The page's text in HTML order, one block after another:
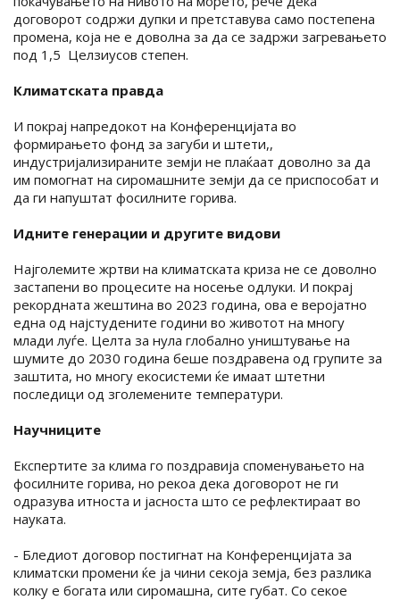
договорот содржи дупки и претставува само постепена
промена, која не е доволна за да се задржи загревањето
под 1,5 Целзиусов степен.
Климатската правда
И покрај напредокот на Конференцијата во
формирањето фонд за загуби и штети,,
индустријализираните земји не плаќаат доволно за да
им помогнат на сиромашните земји да се приспособат и
да ги напуштат фосилните горива.
Идните генерации и другите видови
Најголемите жртви на климатската криза не се доволно
застапени во процесите на носење одлуки. И покрај
рекордната жештина во 2023 година, ова е веројатно
една од најстудените години во животот на многу
млади луѓе. Целта за нула глобално уништување на
шумите до 2030 година беше поздравена од групите за
заштита, но многу екосистеми ќе имаат штетни
последици од зголемените температури.
Научниците
Експертите за клима го поздравија споменувањето на
фосилните горива, но рекоа дека договорот не ги
одразува итноста и јасноста што се рефлектираат во
науката.
- Бледиот договор постигнат на Конференцијата за
климатски промени ќе ја чини секоја земја, без разлика
колку е богата или сиромашна, сите губат. Со секое